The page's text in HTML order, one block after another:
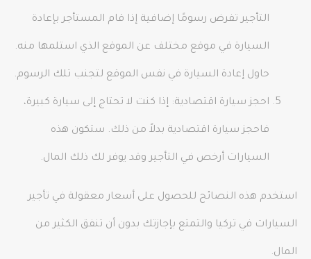
التأجير تفرض رسومًا إضافية إذا قام المستأجر بإعادة
السيارة في موقع مختلف عن الموقع الذي استلمها منه.
حاول إعادة السيارة في نفس الموقع لتجنب تلك الرسوم.
احجز سيارة اقتصادية: إذا كنت لا تحتاج إلى سيارة كبيرة،
فاحجز سيارة اقتصادية بدلاً من ذلك. ستكون هذه
السيارات أرخص في التأجير وقد يوفر لك ذلك المال.
استخدم هذه النصائح للحصول على أسعار معقولة في تأجير
السيارات في تركيا والتمتع بإجازتك بدون أن تنفق الكثير من
المال.